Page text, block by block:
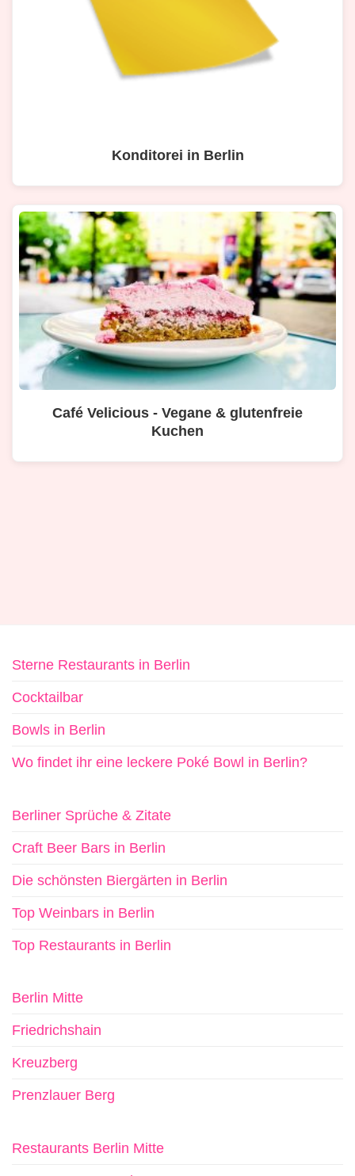
Konditorei in Berlin
Café Velicious - Vegane & glutenfreie
Kuchen
Sterne Restaurants in Berlin
Cocktailbar
Bowls in Berlin
Wo findet ihr eine leckere Poké Bowl in Berlin?
Berliner Sprüche & Zitate
Craft Beer Bars in Berlin
Die schönsten Biergärten in Berlin
Top Weinbars in Berlin
Top Restaurants in Berlin
Berlin Mitte
Friedrichshain
Kreuzberg
Prenzlauer Berg
Restaurants Berlin Mitte